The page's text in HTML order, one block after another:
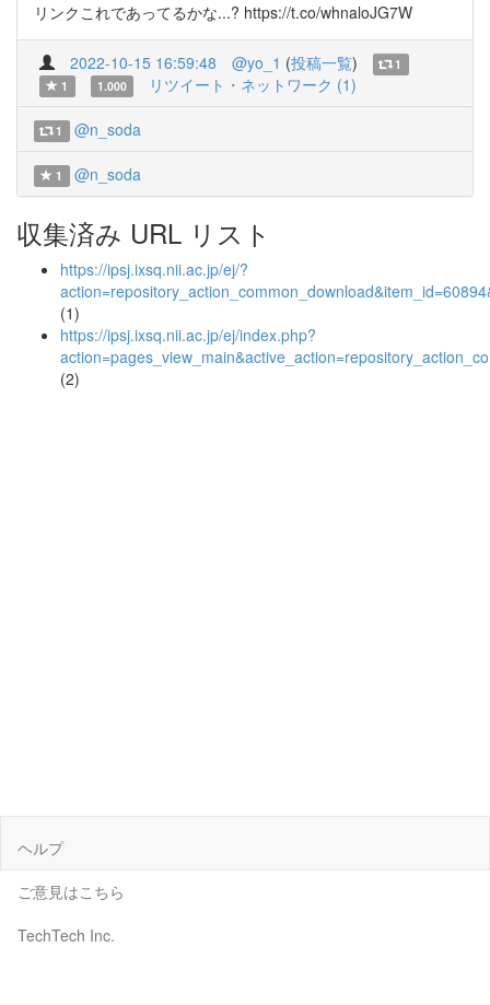
リンクこれであってるかな...? https://t.co/whnaloJG7W
2022-10-15 16:59:48 @yo_1 (投稿一覧)
1
1
1.000 リツイート・ネットワーク (1)
1 @n_soda
1 @n_soda
収集済み URL リスト
https://ipsj.ixsq.nii.ac.jp/ej/?
(1)
https://ipsj.ixsq.nii.ac.jp/ej/index.php?
(2)
ヘルプ
ご意見はこちら
TechTech Inc.